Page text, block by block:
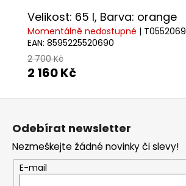
Velikost: 65 l, Barva: orange
Momentálně nedostupné | T0552069
EAN: 8595225520690
2 700 Kč
2 160 Kč
Z
Odebírat newsletter
Nezmeškejte žádné novinky či slevy!
E-mail